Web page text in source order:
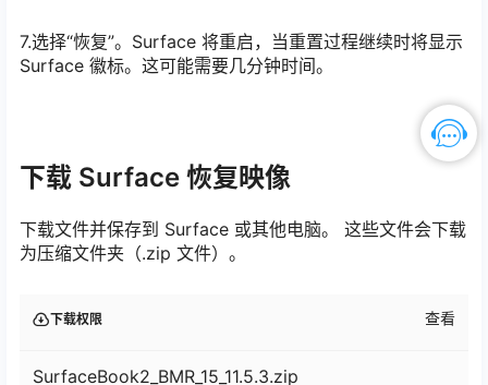
7.选择“恢复”。Surface 将重启，当重置过程继续时将显示
Surface 徽标。这可能需要几分钟时间。
下载 Surface 恢复映像
下载文件并保存到 Surface 或其他电脑。 这些文件会下载
为压缩文件夹（.zip 文件）。
下载权限 查看
SurfaceBook2_BMR_15_11.5.3.zip